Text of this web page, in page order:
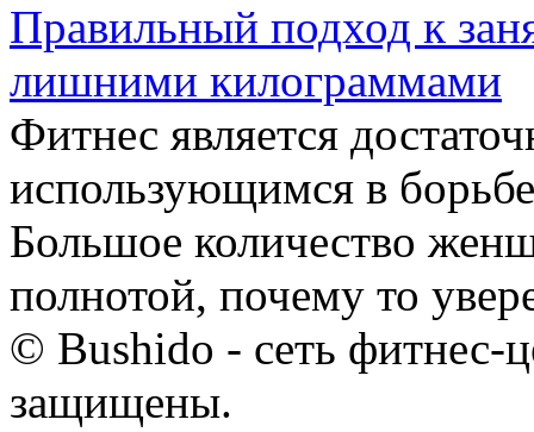
Правильный подход к
лишними килограммами
Фитнес является
использующимся в
Большое количество
полнотой, почему то
© Bushido - сеть фитнес-
защищены.